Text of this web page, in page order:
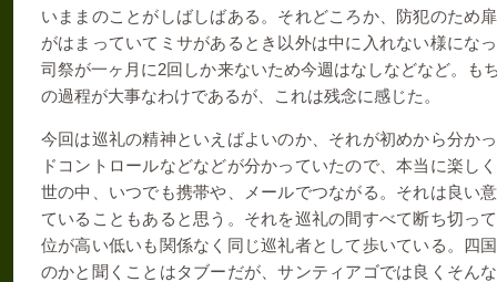
いままのことがしばしばある。それどころか、防犯のため
がはまっていてミサがあるとき以外は中に入れない様にな
司祭が一ヶ月に2回しか来ないため今週はなしなどなど。も
の過程が大事なわけであるが、これは残念に感じた。
今回は巡礼の精神といえばよいのか、それが初めから分か
ドコントロールなどなどが分かっていたので、本当に楽し
世の中、いつでも携帯や、メールでつながる。それは良い
ていることもあると思う。それを巡礼の間すべて断ち切っ
位が高い低いも関係なく同じ巡礼者として歩いている。四
のかと聞くことはタブーだが、サンティアゴでは良くそん